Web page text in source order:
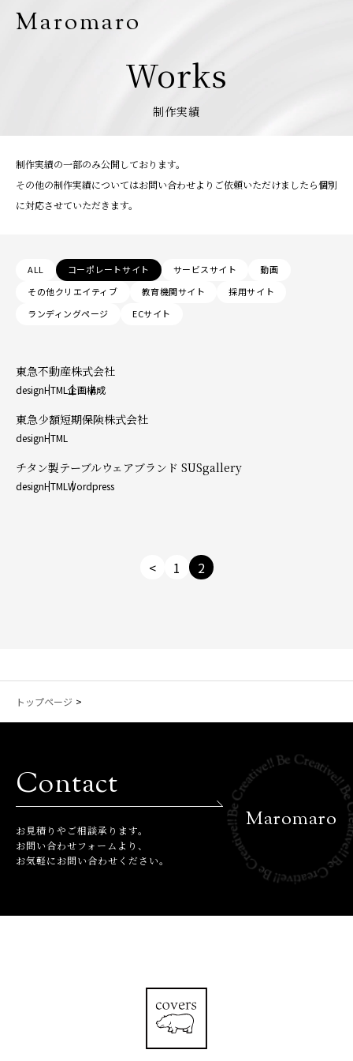
Maromaro
Works
制作実績
制作実績の一部のみ公開しております。
その他の制作実績についてはお問い合わせよりご依頼いただけましたら個別
に対応させていただきます。
ALL コーポレートサイト サービスサイト
動画
その他クリエイティブ
教育機関サイト
採用サイト
ランディングページ
ECサイト
東急不動産株式会社
designHTML 企画構成
東急少額短期保険株式会社
designHTML
チタン製テーブルウェアブランド SUSgallery
designHTML Wordpress
1 2
トップページ
Contact
お⾒積りやご相談承ります。
お問い合わせフォームより、
お気軽にお問い合わせください。
Maromaro